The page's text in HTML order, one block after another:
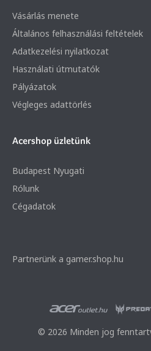
Vásárlás menete
Általános felhasználási feltételek
Adatkezelési nyilatkozat
Használati útmutatók
Pályázatok
Végleges adattörlés
Acershop üzletünk
Budapest Nyugati
Rólunk
Cégadatok
Partnerünk a gamer.shop.hu
© 2026 Minden jog